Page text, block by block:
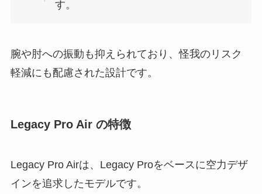
す。
腕や肘への振動も抑えられており、怪我のリスク
軽減にも配慮された設計です。
Legacy Pro Air の特徴
Legacy Pro Airは、Legacy Proをベースに空力デザ
インを追求したモデルです。